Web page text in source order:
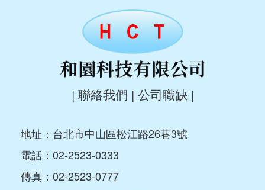
| 聯絡我們 | 公司職缺 |
地址：台北市中山區松江路26巷3號
電話： 02-2523-0333
傳真：02-2523-0777